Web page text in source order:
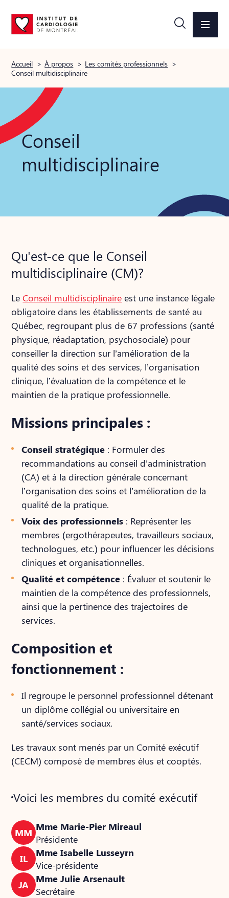
Accueil > À propos > Les comités professionnels >
Conseil multidisciplinaire
Conseil
multidisciplinaire
Qu'est-ce que le Conseil
multidisciplinaire (CM)?
LeConseil multidisciplinaire est une instance légale
obligatoire dans les établissements de santé au
Québec, regroupant plus de 67 professions (santé
physique, réadaptation, psychosociale) pour
conseiller la direction sur l’amélioration de la
qualité des soins et des services, l’organisation
clinique, l’évaluation de la compétence et le
maintien de la pratique professionnelle.
Missions principales :
Conseil stratégique : Formuler des
recommandations au conseil d’administration
(CA) et à la direction générale concernant
l’organisation des soins et l’amélioration de la
qualité de la pratique.
Voix des professionnels : Représenter les
membres (ergothérapeutes, travailleurs sociaux,
technologues, etc.) pour influencer les décisions
cliniques et organisationnelles.
Qualité et compétence : Évaluer et soutenir le
maintien de la compétence des professionnels,
ainsi que la pertinence des trajectoires de
services.
Composition et
fonctionnement :
Il regroupe le personnel professionnel détenant
un diplôme collégial ou universitaire en
santé/services sociaux.
Les travaux sont menés par un Comité exécutif
(CECM) composé de membres élus et cooptés.
Voici les membres du comité exécutif
MM Mme Marie-Pier Mireaul
Présidente
IL
Mme Isabelle Lusseyrn
Vice-présidente
JA
Mme Julie Arsenault
Secrétaire